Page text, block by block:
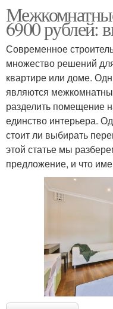
6900 рублей:
Современное
множество решений
квартире или доме.
являются
разделить помещение
единство интерьера.
стоит ли выбирать
этой статье мы
предложение, и что